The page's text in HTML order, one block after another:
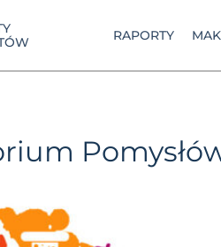
RAPORTY